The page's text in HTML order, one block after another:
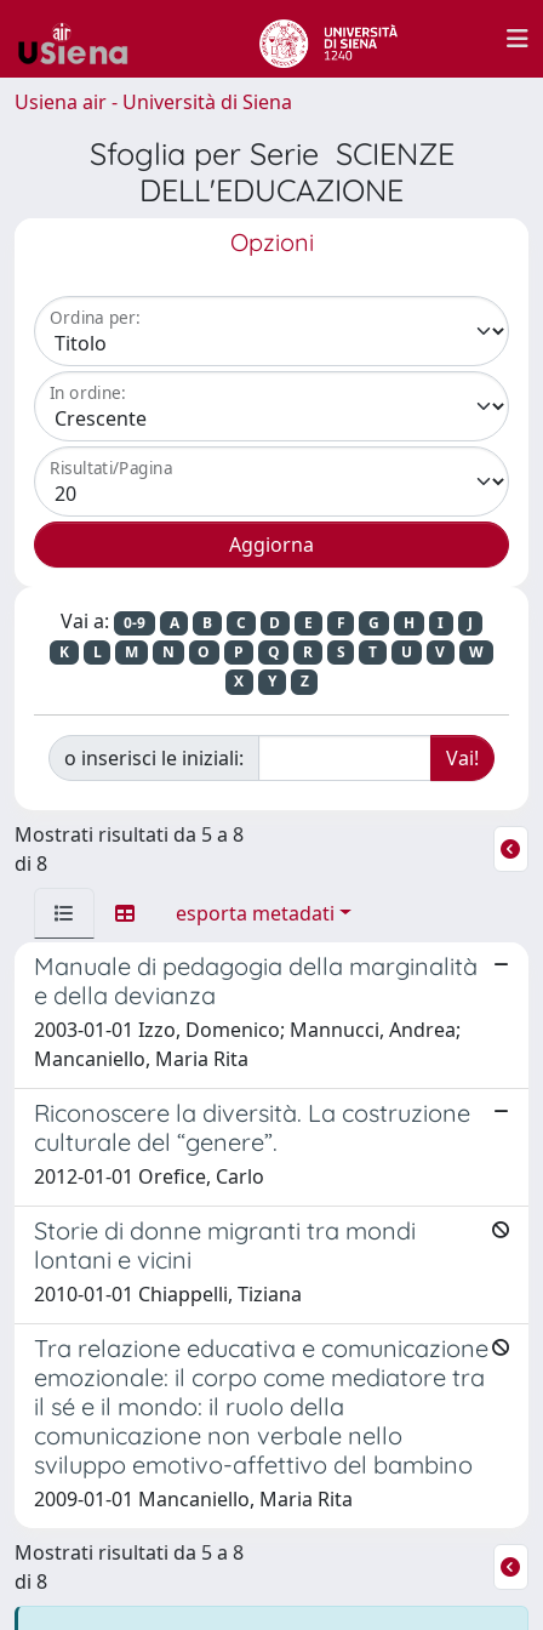
Usiena air - Università di Siena
Sfoglia per Serie SCIENZE
DELL'EDUCAZIONE
Opzioni
Ordina per:
In ordine:
Risultati/Pagina
Vai a: 0-9 A B C D E F G H I
J
K
L M N O P Q R S T U V
W
X
Y Z
o inserisci le iniziali:
Mostrati risultati da 5 a 8
di 8
esporta metadati
Manuale di pedagogia della marginalità
e della devianza
2003-01-01 Izzo, Domenico; Mannucci, Andrea;
Mancaniello, Maria Rita
Riconoscere la diversità. La costruzione
culturale del “genere”.
2012-01-01 Orefice, Carlo
Storie di donne migranti tra mondi
lontani e vicini
2010-01-01 Chiappelli, Tiziana
Tra relazione educativa e comunicazione
emozionale: il corpo come mediatore tra
il sé e il mondo: il ruolo della
comunicazione non verbale nello
sviluppo emotivo-affettivo del bambino
2009-01-01 Mancaniello, Maria Rita
Mostrati risultati da 5 a 8
di 8